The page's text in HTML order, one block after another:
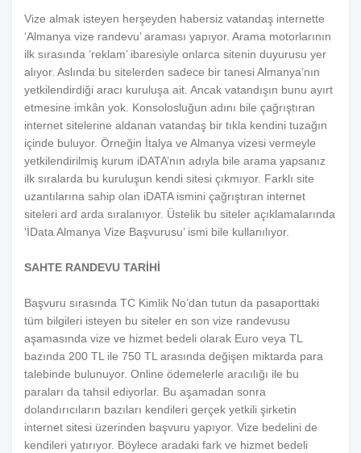
Vize almak isteyen herşeyden habersiz vatandaş internette
‘Almanya vize randevu’ araması yapıyor. Arama motorlarının
ilk sırasında ‘reklam’ ibaresiyle onlarca sitenin duyurusu yer
alıyor. Aslında bu sitelerden sadece bir tanesi Almanya’nın
yetkilendirdiği aracı kuruluşa ait. Ancak vatandışın bunu ayırt
etmesine imkân yok. Konsolosluğun adını bile çağrıştıran
internet sitelerine aldanan vatandaş bir tıkla kendini tuzağın
içinde buluyor. Örneğin İtalya ve Almanya vizesi vermeyle
yetkilendirilmiş kurum iDATA’nın adıyla bile arama yapsanız
ilk sıralarda bu kuruluşun kendi sitesi çıkmıyor. Farklı site
uzantılarına sahip olan iDATA ismini çağrıştıran internet
siteleri ard arda sıralanıyor. Üstelik bu siteler açıklamalarında
‘İData Almanya Vize Başvurusu’ ismi bile kullanılıyor.
SAHTE RANDEVU TARİHİ
Başvuru sırasında TC Kimlik No’dan tutun da pasaporttaki
tüm bilgileri isteyen bu siteler en son vize randevusu
aşamasında vize ve hizmet bedeli olarak Euro veya TL
bazında 200 TL ile 750 TL arasında değişen miktarda para
talebinde bulunuyor. Online ödemelerle aracılığı ile bu
paraları da tahsil ediyorlar. Bu aşamadan sonra
dolandırıcıların bazıları kendileri gerçek yetkili şirketin
internet sitesi üzerinden başvuru yapıyor. Vize bedelini de
kendileri yatırıyor. Böylece aradaki fark ve hizmet bedeli